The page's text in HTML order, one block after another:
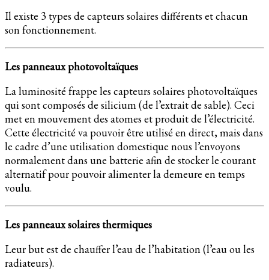
Il existe 3 types de capteurs solaires différents et chacun
son fonctionnement.
Les panneaux photovoltaïques
La luminosité frappe les capteurs solaires photovoltaïques
qui sont composés de silicium (de l’extrait de sable). Ceci
met en mouvement des atomes et produit de l’électricité.
Cette électricité va pouvoir être utilisé en direct, mais dans
le cadre d’une utilisation domestique nous l’envoyons
normalement dans une batterie afin de stocker le courant
alternatif pour pouvoir alimenter la demeure en temps
voulu.
Les panneaux solaires thermiques
Leur but est de chauffer l’eau de l’habitation (l’eau ou les
radiateurs).